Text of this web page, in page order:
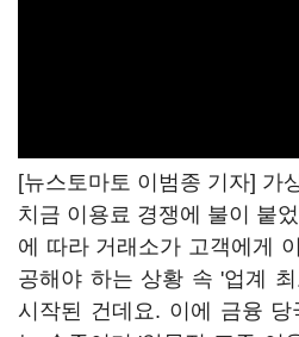
[뉴스토마토 이범종 기자] 가
치금 이용료 경쟁에 불이 붙
에 따라 거래소가 고객에게
공해야 하는 상황 속 '업계
시작된 건데요. 이에 금융 당